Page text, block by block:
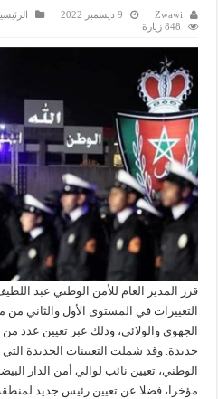
Zwawi 9 ديسمبر 2022
848 زيارة
قرر المدير العام للأمن الوطني عبد
التغييرات في المستوى الأول والثاني
الجهوي والولائي، وذلك عبر تعيين عدد
جديدة. وقد شملت التعيينات الجديدة التي
الوطني، تعيين نائب لوالي أمن الدار
مؤخرا، فضلا عن تعيين رئيس جديد